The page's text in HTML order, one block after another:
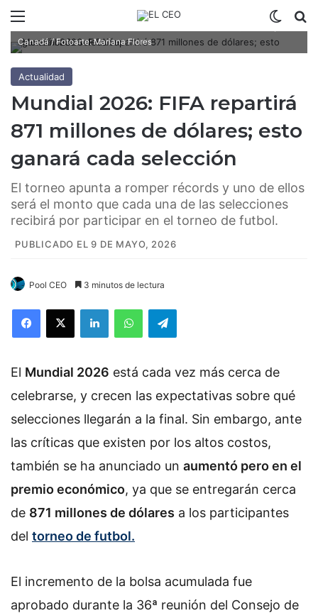
Canadá / Fotoarte: Mariana Flores
Actualidad
Mundial 2026: FIFA repartirá
871 millones de dólares; esto
ganará cada selección
El torneo apunta a romper récords y uno de ellos
será el monto que cada una de las selecciones
recibirá por participar en el torneo de futbol.
PUBLICADO EL 9 DE MAYO, 2026
Pool CEO 3 minutos de lectura
El Mundial 2026 está cada vez más cerca de
celebrarse, y crecen las expectativas sobre qué
selecciones llegarán a la final. Sin embargo, ante
las críticas que existen por los altos costos,
también se ha anunciado un aumentó pero en el
premio económico, ya que se entregarán cerca
de 871 millones de dólares a los participantes
del torneo de futbol.
El incremento de la bolsa acumulada fue
aprobado durante la 36ª reunión del Consejo de